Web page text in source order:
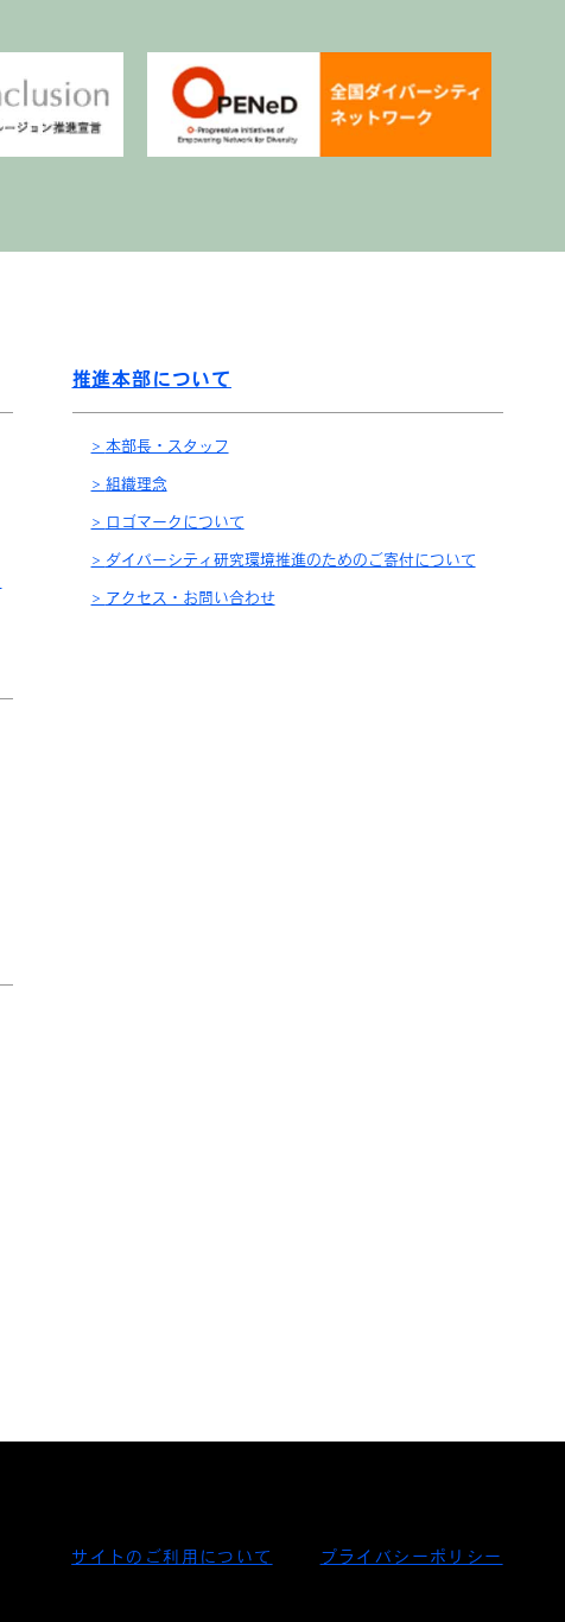
推進本部について
本部長・スタッフ
組織理念
ロゴマークについて
ダイバーシティ研究環境推進のためのご寄付について
アクセス・お問い合わせ
サイトのご利用について プライバシーポリシー